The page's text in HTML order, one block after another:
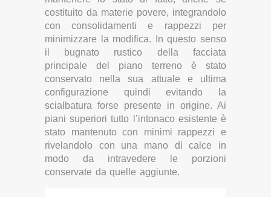
costituito da materie povere, integrandolo
con consolidamenti e rappezzi per
minimizzare la modifica. In questo senso
il bugnato rustico della facciata
principale del piano terreno è stato
conservato nella sua attuale e ultima
configurazione quindi evitando la
scialbatura forse presente in origine. Ai
piani superiori tutto l’intonaco esistente è
stato mantenuto con minimi rappezzi e
rivelandolo con una mano di calce in
modo da intravedere le porzioni
conservate da quelle aggiunte.